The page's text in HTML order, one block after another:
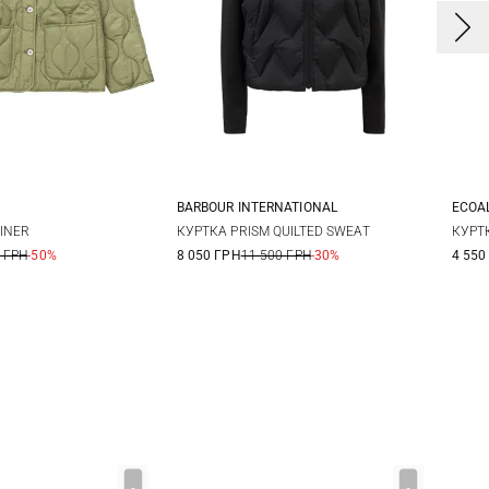
ГРН-50%
8 10 12
BARBOUR INTERNATIONAL
КУРТКА PRISM QUILTED SWEAT
8 050 ГРН11 500 ГРН-30%
4